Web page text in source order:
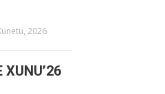
2026
XUNU’26